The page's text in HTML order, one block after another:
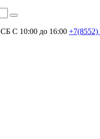
СБ С 10:00 до 16:00 +7(8552)